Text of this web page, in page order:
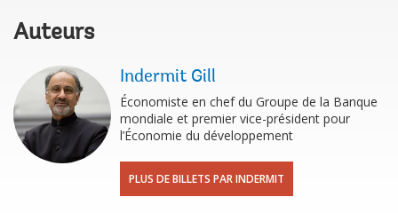
Auteurs
Indermit Gill
Économiste en chef du Groupe de la Banque
mondiale et premier vice-président pour
l’Économie du développement
PLUS DE BILLETS PAR INDERMIT